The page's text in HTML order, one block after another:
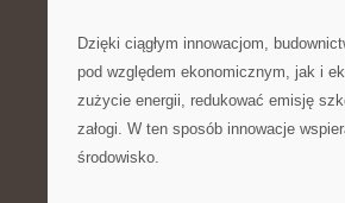
Dzięki ciągłym innowacjom,
pod⁣ względem ekonomicznym, jak i
zużycie energii, redukować emisję
załogi. W ten sposób innowacje
środowisko.